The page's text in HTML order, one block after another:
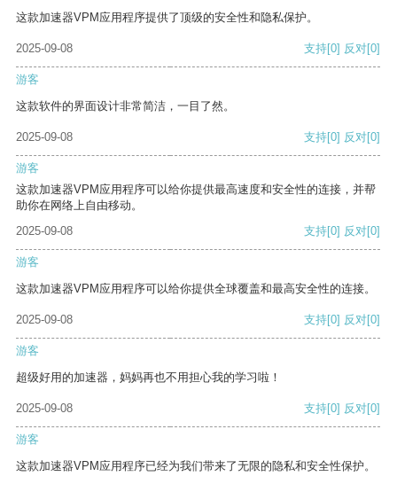
这款加速器VPM应用程序提供了顶级的安全性和隐私保护。
2025-09-08 支持[0] 反对[0]
游客
这款软件的界面设计非常简洁，一目了然。
2025-09-08 支持[0] 反对[0]
游客
这款加速器VPM应用程序可以给你提供最高速度和安全性的连接，并帮
助你在网络上自由移动。
2025-09-08
支持[0] 反对[0]
游客
这款加速器VPM应用程序可以给你提供全球覆盖和最高安全性的连接。
2025-09-08 支持[0] 反对[0]
游客
超级好用的加速器，妈妈再也不用担心我的学习啦！
2025-09-08 支持[0] 反对[0]
游客
这款加速器VPM应用程序已经为我们带来了无限的隐私和安全性保护。